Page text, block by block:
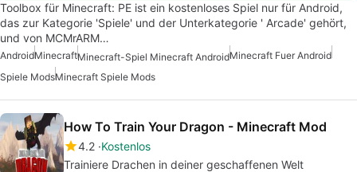
Toolbox für Minecraft: PE ist ein kostenloses Spiel nur für Android,
das zur Kategorie 'Spiele' und der Unterkategorie ' Arcade' gehört,
und von MCMrARM…
AndroidMinecraftMinecraft-Spiel Minecraft AndroidMinecraft Fuer Android
Spiele ModsMinecraft Spiele Mods
How To Train Your Dragon - Minecraft Mod
4.2 Kostenlos
Trainiere Drachen in deiner geschaffenen Welt